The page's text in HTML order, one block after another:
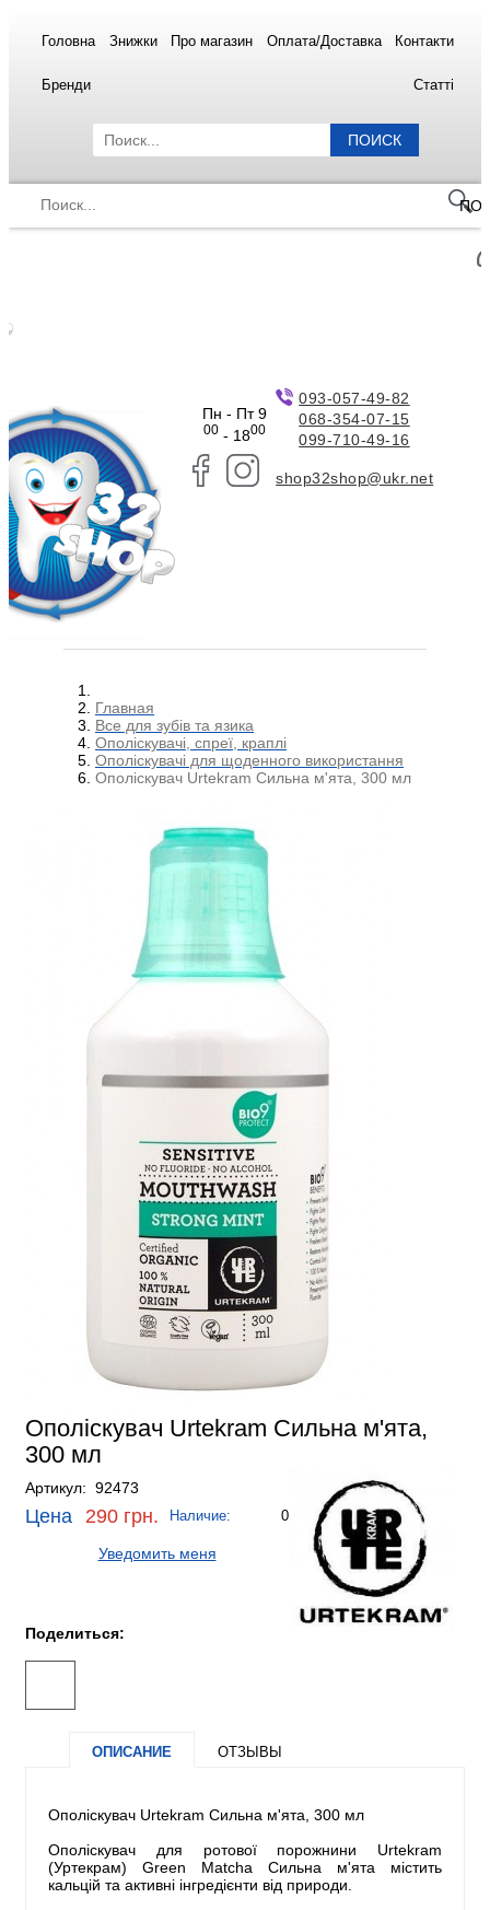
Головна Знижки Про магазин Оплата/Доставка Контакти
Бренди Статті
ПОИСК
Пн - Пт 9
00- 1800
093-057-49-82
068-354-07-15
099-710-49-16
shop32shop@ukr.net
Главная
Все для зубів та язика
Ополіскувачі, спреї, краплі
Ополіскувачі для щоденного використання
Ополіскувач Urtekram Сильна м'ята, 300 мл
Ополіскувач Urtekram Сильна м'ята,
300 мл
Артикул: 92473
Цена 290 грн. Наличие: 0
Уведомить меня
Поделиться:
ОПИСАНИЕ ОТЗЫВЫ
Ополіскувач Urtekram Сильна м'ята, 300 мл
Ополіскувач для ротової порожнини Urtekram
(Уртекрам) Green Matcha Сильна м'ята містить
кальцій та активні інгредієнти від природи.